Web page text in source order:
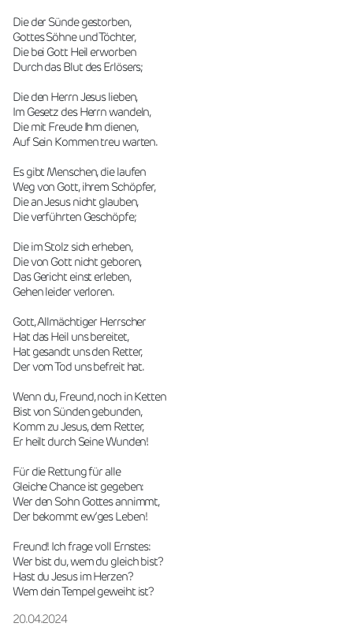
Die der Sünde gestorben,
Gottes Söhne und Töchter,
Die bei Gott Heil erworben
Durch das Blut des Erlösers;
Die den Herrn Jesus lieben,
Im Gesetz des Herrn wandeln,
Die mit Freude Ihm dienen,
Auf Sein Kommen treu warten.
Es gibt Menschen, die laufen
Weg von Gott, ihrem Schöpfer,
Die an Jesus nicht glauben,
Die verführten Geschöpfe;
Die im Stolz sich erheben,
Die von Gott nicht geboren,
Das Gericht einst erleben,
Gehen leider verloren.
Gott, Allmächtiger Herrscher
Hat das Heil uns bereitet,
Hat gesandt uns den Retter,
Der vom Tod uns befreit hat.
Wenn du, Freund, noch in Ketten
Bist von Sünden gebunden,
Komm zu Jesus, dem Retter,
Er heilt durch Seine Wunden!
Für die Rettung für alle
Gleiche Chance ist gegeben:
Wer den Sohn Gottes annimmt,
Der bekommt ew’ges Leben!
Freund! Ich frage voll Ernstes:
Wer bist du, wem du gleich bist?
Hast du Jesus im Herzen?
Wem dein Tempel geweiht ist?
20.04.2024